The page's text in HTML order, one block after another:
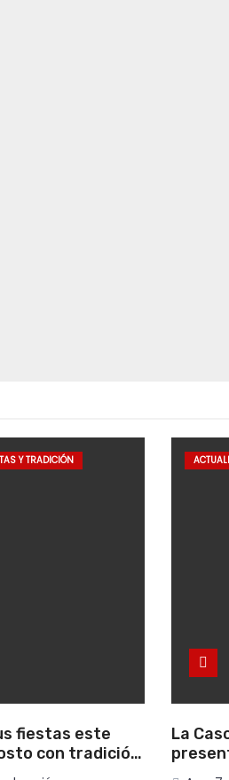
Y TRADICIÓN
fiestas este
con tradición,
vecinal
La